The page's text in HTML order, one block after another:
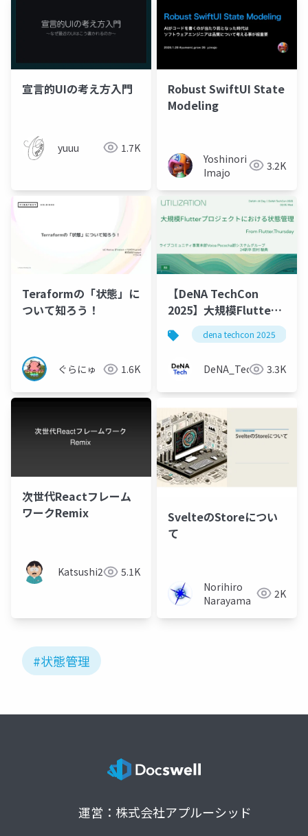
宣言的UIの考え方入門
yuuu 1.7K
Robust SwiftUI State
Modeling
Yoshinori
Imajo
3.2K
Teraformの「状態」に
ついて知ろう！
ぐらにゅ 1.6K
【DeNA TechCon
2025】大規模Flutter
プロジェクトにおける
状態管理
dena techcon 2025
DeNA_Tech 3.3K
次世代Reactフレーム
ワークRemix
Katsushi21 5.1K
SvelteのStoreについ
て
Norihiro
Narayama
2K
#状態管理
運営：株式会社アプルーシッド